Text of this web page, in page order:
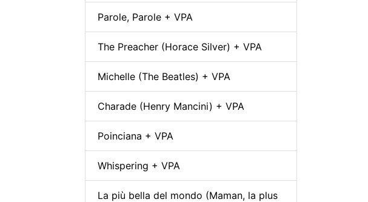
Parole, Parole + VPA
The Preacher (Horace Silver) + VPA
Michelle (The Beatles) + VPA
Charade (Henry Mancini) + VPA
Poinciana + VPA
Whispering + VPA
La più bella del mondo (Maman, la plus